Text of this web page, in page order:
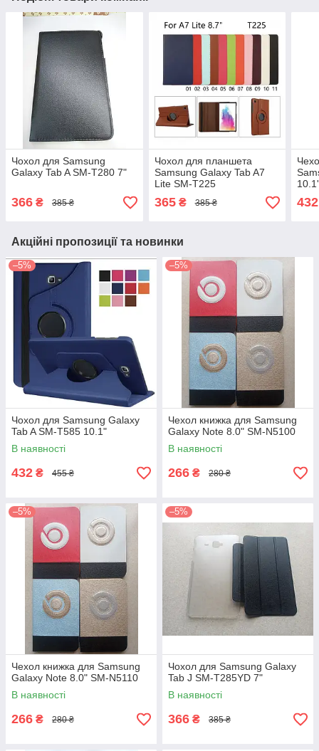
Чохол для Samsung
Galaxy Tab A SM-T280 7"
366 ₴ 385 ₴
Чохол для планшета
Samsung Galaxy Tab A7
Lite SM-T225
365₴ 385 ₴ 432
Акційні пропозиції та новинки
–5%
Чохол для Samsung Galaxy
Tab A SM-T585 10.1"
В наявності
432 ₴ 455 ₴
–5%
Чехол книжка для Samsung
Galaxy Note 8.0" SM-N5100
В наявності
266 ₴ 280 ₴
–5%
Чехол книжка для Samsung
Galaxy Note 8.0" SM-N5110
В наявності
266 ₴ 280 ₴
–5%
Чохол для Samsung Galaxy
Tab J SM-T285YD 7"
В наявності
366 ₴ 385 ₴